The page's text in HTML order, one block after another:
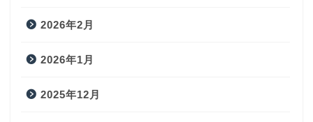
2026年2月
2026年1月
2025年12月